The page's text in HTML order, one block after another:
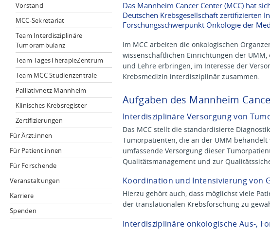
Vorstand
MCC-Sekretariat
Team Interdisziplinäre
Tumorambulanz
Team TagesTherapieZentrum
Team MCC Studienzentrale
Palliativnetz Mannheim
Klinisches Krebsregister
Zertifizierungen
Für Ärzt:innen
Für Patient:innen
Für Forschende
Veranstaltungen
Karriere
Spenden
Das Mannheim Cancer Center (MCC) hat
Deutschen Krebsgesellschaft zertifizierten
Forschungsschwerpunkt Onkologie der
Im MCC arbeiten die onkologischen
wissenschaftlichen Einrichtungen der
und Lehre erbringen, im Interesse der
Krebsmedizin interdisziplinär zusammen.
Aufgaben des Mannheim
Interdisziplinäre Versorgung von
Das MCC stellt die standardisierte
Tumorpatienten, die an der UMM
umfassende Versorgung dieser
Qualitätsmanagement und zur
Koordination und Intensivierung von
Hierzu gehört auch, dass möglichst viele
der translationalen Krebsforschung zu
Interdisziplinäre onkologische Aus-,